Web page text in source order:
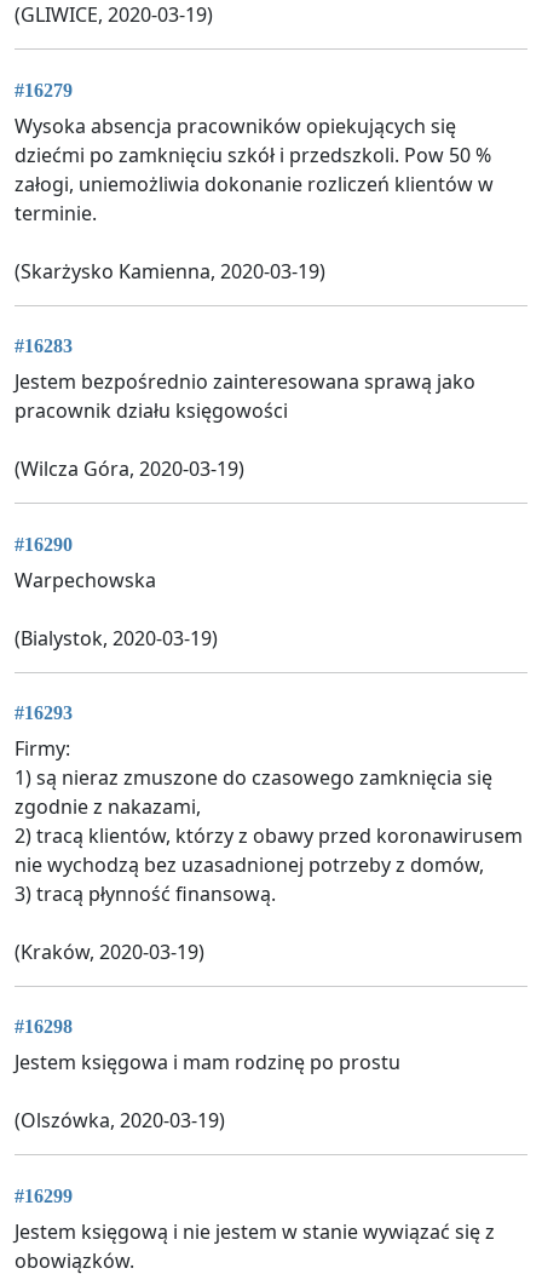
(GLIWICE, 2020-03-19)
#16279
Wysoka absencja pracowników opiekujących się
dziećmi po zamknięciu szkół i przedszkoli. Pow 50 %
załogi, uniemożliwia dokonanie rozliczeń klientów w
terminie.
(Skarżysko Kamienna, 2020-03-19)
#16283
Jestem bezpośrednio zainteresowana sprawą jako
pracownik działu księgowości
(Wilcza Góra, 2020-03-19)
#16290
Warpechowska
(Bialystok, 2020-03-19)
#16293
Firmy:
1) są nieraz zmuszone do czasowego zamknięcia się
zgodnie z nakazami,
2) tracą klientów, którzy z obawy przed koronawirusem
nie wychodzą bez uzasadnionej potrzeby z domów,
3) tracą płynność finansową.
(Kraków, 2020-03-19)
#16298
Jestem księgowa i mam rodzinę po prostu
(Olszówka, 2020-03-19)
#16299
Jestem księgową i nie jestem w stanie wywiązać się z
obowiązków.